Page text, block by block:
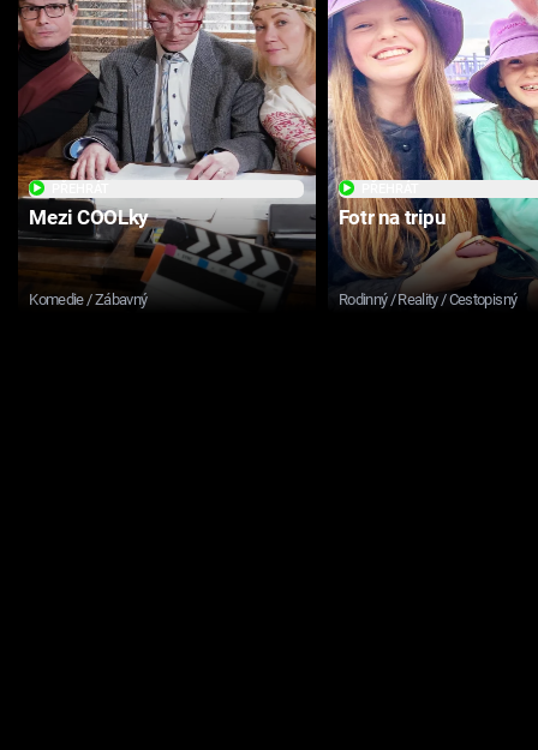
Mezi COOLky
Komedie / Zábavný
Fotr na tripu
Rodinný / Reality / Cestopisný